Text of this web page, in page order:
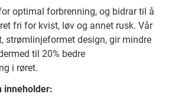
optimal forbrenning, og bidrar til å
fri for kvist, løv og annet rusk. Vår
strømlinjeformet design, gir mindre
til 20% bedre
i røret.
inneholder: